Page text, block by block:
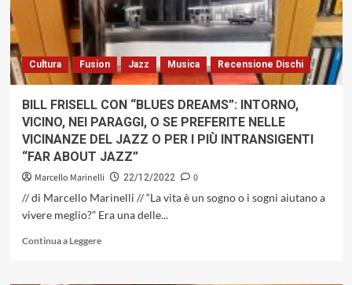
JAZZ
E
L’EUROPA
/
NUOVI
RITMI
VECCHIO
CONTINENTE,
1850-
2022»,
ARCANA
2022
Cultura Fusion Jazz Musica Recensione Dischi
BILL FRISELL CON “BLUES DREAMS”: INTORNO,
VICINO, NEI PARAGGI, O SE PREFERITE NELLE
VICINANZE DEL JAZZ O PER I PIÙ INTRANSIGENTI
“FAR ABOUT JAZZ”
Marcello Marinelli 22/12/2022
0
// di Marcello Marinelli // “La vita è un sogno o i sogni aiutano a
vivere meglio?” Era una delle...
Continua a LeggereLeggi